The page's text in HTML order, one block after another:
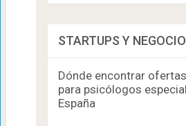
STARTUPS Y
Dónde encontrar
para psicólogos
España